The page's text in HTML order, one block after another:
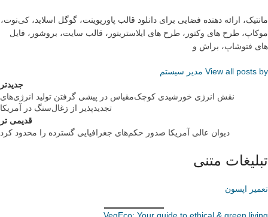
مانتیک، ارائه دهنده فضایی برای دانلود قالب پاورپوینت، گوگل اسلاید، کی‌نوت،
موکاپ، طرح های وکتور، طرح های ایلاستریتور، قالب سایت، بروشور، فایل
های فتوشاپ، براش و
View all posts by مدیر سیستم
جدیدتر
نقش انرژی خورشیدی کوچک‌مقیاس در پیشی گرفتن تولید انرژی‌های
تجدیدپذیر از زغال‌سنگ در آمریکا
قدیمی تر
دیوان عالی آمریکا صدور حکم‌های جغرافیایی گسترده را محدود کرد
تبلیغات متنی
تعمیر اپسون